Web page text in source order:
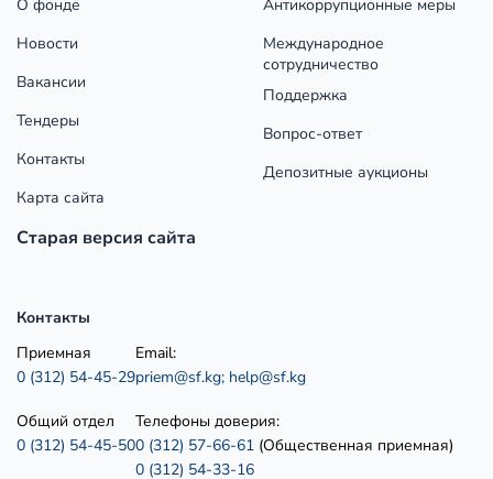
О фонде
Новости
Вакансии
Тендеры
Контакты
Карта сайта
Старая версия сайта
Антикоррупционные меры
Международное
сотрудничество
Поддержка
Вопрос-ответ
Депозитные аукционы
Контакты
Приемная
0 (312) 54-45-29
Общий отдел
0 (312) 54-45-50
Email:
priem@sf.kg; help@sf.kg
Телефоны доверия:
0 (312) 57-66-61 (Общественная приемная)
0 (312) 54-33-16